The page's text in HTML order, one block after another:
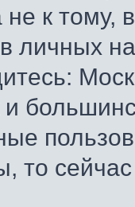
не к тому,
личных
то